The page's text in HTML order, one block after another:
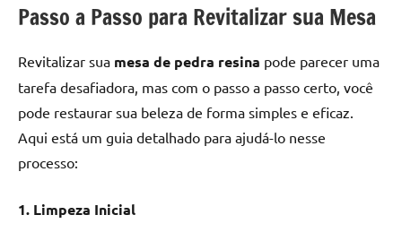
Passo a Passo para Revitalizar sua Mesa
Revitalizar sua mesa de pedra resina pode parecer uma
tarefa desafiadora, mas com o passo a passo certo, você
pode restaurar sua beleza de forma simples e eficaz.
Aqui está um guia detalhado para ajudá-lo nesse
processo:
1. Limpeza Inicial